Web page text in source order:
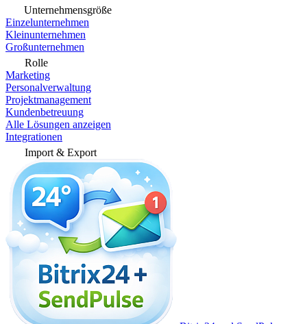
Unternehmensgröße
Einzelunternehmen
Kleinunternehmen
Großunternehmen
Rolle
Marketing
Personalverwaltung
Projektmanagement
Kundenbetreuung
Alle Lösungen anzeigen
Integrationen
Import & Export